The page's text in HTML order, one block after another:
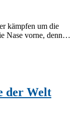
kämpfen um die
Nase vorne, denn…
der Welt